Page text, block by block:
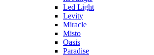
Led Light
Levity
Miracle
Misto
Oasis
Paradise